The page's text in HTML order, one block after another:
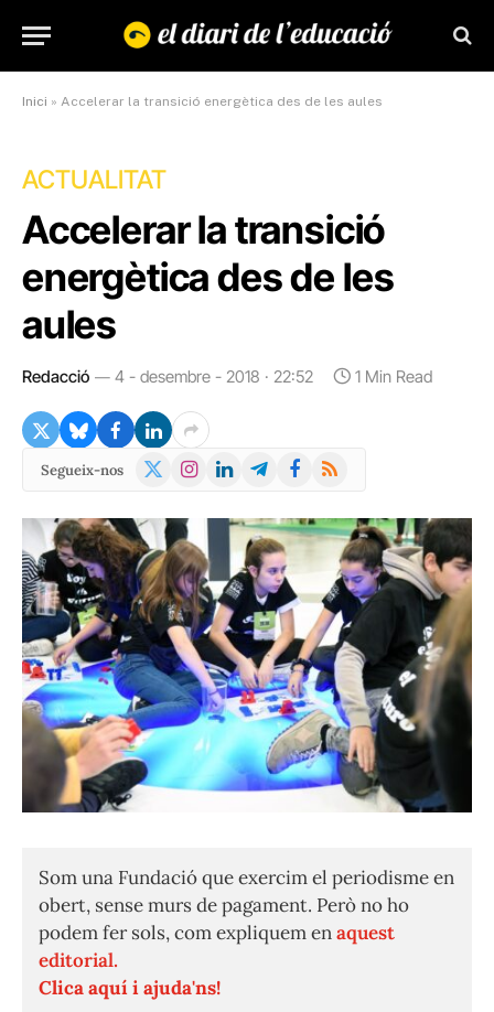
Inici » Accelerar la transició energètica des de les aules
ACTUALITAT
Accelerar la transició
energètica des de les
aules
Redacció 4 - desembre - 2018 · 22:52 1 Min Read
Segueix-nos
X
Instagram
LinkedInTelegramFacebook
RSS
Som una Fundació que exercim el periodisme en
obert, sense murs de pagament. Però no ho
podem fer sols, com expliquem enaquest
editorial.
Clica aquí i ajuda'ns!